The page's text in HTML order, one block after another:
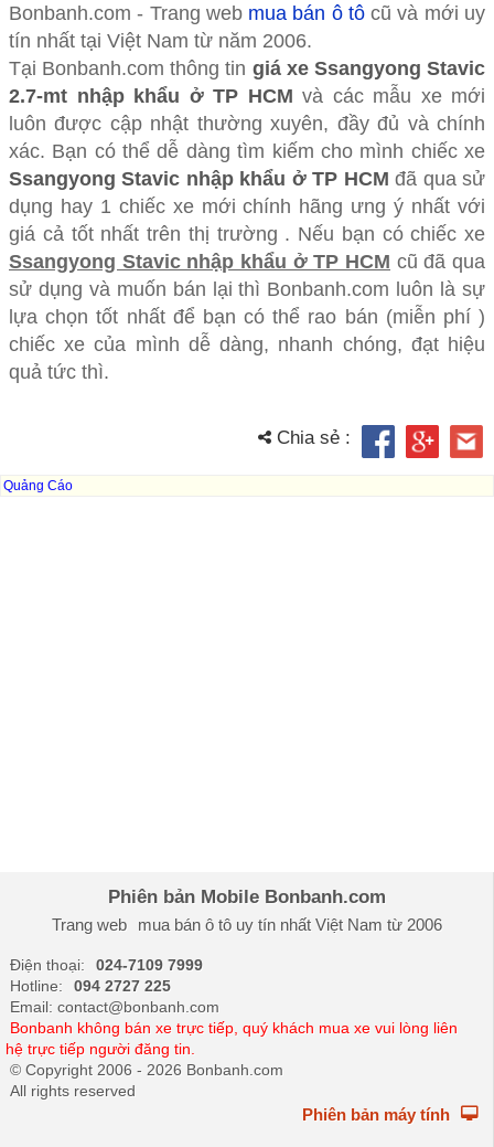
Bonbanh.com - Trang web mua bán ô tôcũ và mới uy
tín nhất tại Việt Nam từ năm 2006.
Tại Bonbanh.com thông tin giá xe Ssangyong Stavic
2.7-mt nhập khẩu ở TP HCM và các mẫu xe mới
luôn được cập nhật thường xuyên, đầy đủ và chính
xác. Bạn có thể dễ dàng tìm kiếm cho mình chiếc xe
Ssangyong Stavic nhập khẩu ở TP HCM đã qua sử
dụng hay 1 chiếc xe mới chính hãng ưng ý nhất với
giá cả tốt nhất trên thị trường . Nếu bạn có chiếc xe
Ssangyong Stavic nhập khẩu ở TP HCM cũ đã qua
sử dụng và muốn bán lại thì Bonbanh.com luôn là sự
lựa chọn tốt nhất để bạn có thể rao bán (miễn phí )
chiếc xe của mình dễ dàng, nhanh chóng, đạt hiệu
quả tức thì.
Chia sẻ :
Quảng Cáo
Phiên bản Mobile Bonbanh.com
Trang web mua bán ô tôuy tín nhất Việt Nam từ 2006
Điện thoại:
024-7109 7999
Hotline:
094 2727 225
Email: contact@bonbanh.com
Bonbanh không bán xe trực tiếp, quý khách mua xe vui lòng liên
hệ trực tiếp người đăng tin.
© Copyright 2006 - 2026 Bonbanh.com
All rights reserved
Phiên bản máy tính